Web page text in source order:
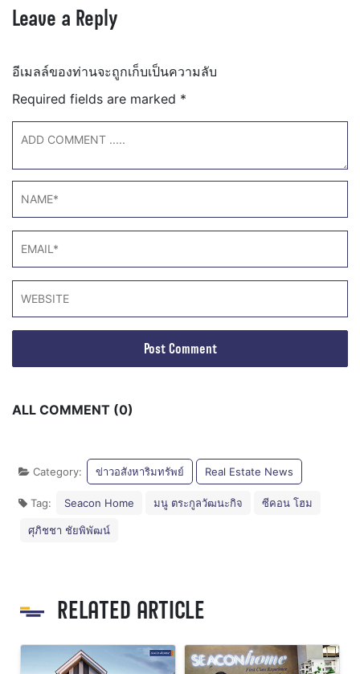
Leave a Reply
อีเมลล์ของท่านจะถูกเก็บเป็นความลับ
Required fields are marked *
ALL COMMENT (0)
Category: ข่าวอสังหาริมทรัพย์ Real Estate News
Tag: Seacon Home มนู ตระกูลวัฒนะกิจ ซีคอน โฮม
ศุภิชชา ชัยพิพัฒน์
RELATED ARTICLE